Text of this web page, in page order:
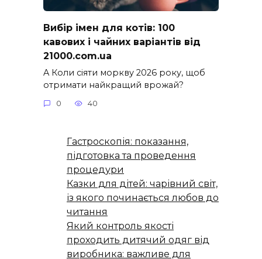
Вибір імен для котів: 100
кавових і чайних варіантів від
21000.com.ua
A Коли сіяти моркву 2026 року, щоб
отримати найкращий врожай?
0 40
Гастроскопія: показання,
підготовка та проведення
процедури
Казки для дітей: чарівний світ,
із якого починається любов до
читання
Який контроль якості
проходить дитячий одяг від
виробника: важливе для